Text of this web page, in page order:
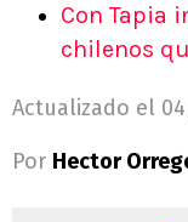
Con Tapia
chilenos
Actualizado el
Por Hector